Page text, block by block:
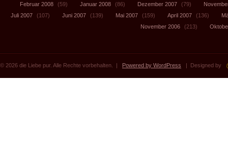
Februar 2008
(59) Januar 2008 (86) Dezember 2007 (79)
Juli 2007
(107) Juni 2007 (139) Mai 2007 (159) April 2007 (136)
November 2006
(213)
© 2026 die Liebe pur. Alle Rechte vorbehalten. | Powered by WordPress | Designed by